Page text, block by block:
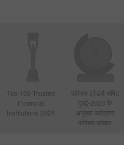
Top 100 Trusted
Financial
Institutions 2024
फोरेक्स ट्रेडर्स समिट
दुबई-2023 के
अनुसार सर्वश्रेष्ठ
फोरेक्स ब्रोकर